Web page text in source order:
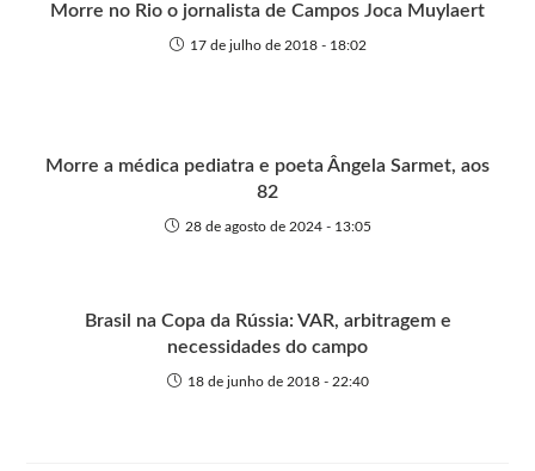
Morre no Rio o jornalista de Campos Joca Muylaert
17 de julho de 2018 - 18:02
Morre a médica pediatra e poeta Ângela Sarmet, aos
82
28 de agosto de 2024 - 13:05
Brasil na Copa da Rússia: VAR, arbitragem e
necessidades do campo
18 de junho de 2018 - 22:40